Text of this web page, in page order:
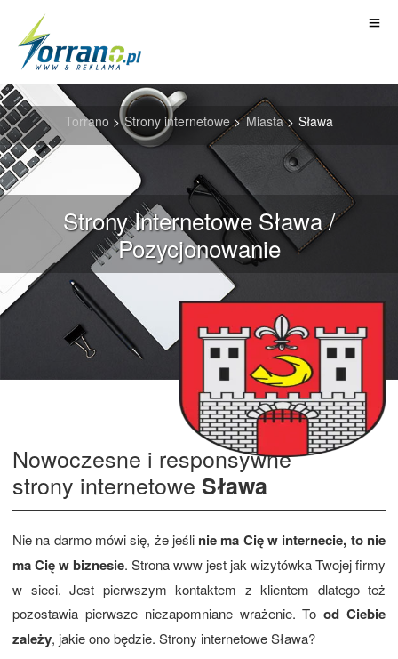
Torrano > Strony internetowe > Miasta > Sława
Strony Internetowe Sława /
Pozycjonowanie
Nowoczesne i responsywne
strony internetowe Sława
Nie na darmo mówi się, że jeśli nie ma Cię w internecie, to nie
ma Cię w biznesie. Strona www jest jak wizytówka Twojej firmy
w sieci. Jest pierwszym kontaktem z klientem dlatego też
pozostawia pierwsze niezapomniane wrażenie. Tood Ciebie
zależy, jakie ono będzie. Strony internetowe Sława?